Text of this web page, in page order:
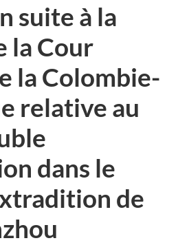
suite à la
la Cour
la Colombie-
relative au
dans le
de